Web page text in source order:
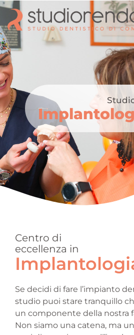
Centro di
eccellenza in
Se decidi di fare l’impianto
studio puoi stare tranquillo
un componente della nostra
Non siamo una catena, ma